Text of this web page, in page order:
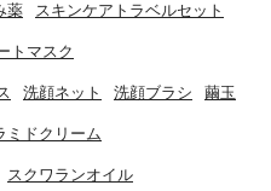
薬 スキンケアトラベルセット
トマスク
洗顔ネット 洗顔ブラシ 繭玉
ミドクリーム
スクワランオイル